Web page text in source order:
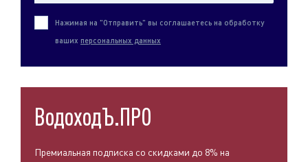
Нажимая на "Отправить" вы соглашаетесь на обработку
ваших персональных данных
ВодоходЪ.ПРО
Премиальная подписка со скидками до 8% на